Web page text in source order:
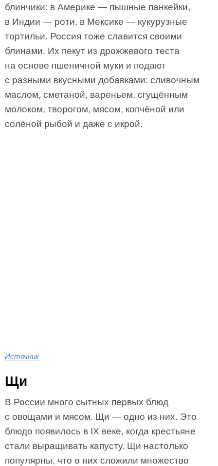
блинчики: в Америке — пышные панкейки,
в Индии — роти, в Мексике — кукурузные
тортильи. Россия тоже славится своими
блинами. Их пекут из дрожжевого теста
на основе пшеничной муки и подают
с разными вкусными добавками: сливочным
маслом, сметаной, вареньем, сгущённым
молоком, творогом, мясом, копчёной или
солёной рыбой и даже с икрой.
Источник
Щи
В России много сытных первых блюд
с овощами и мясом. Щи — одно из них. Это
блюдо появилось в IX веке, когда крестьяне
стали выращивать капусту. Щи настолько
популярны, что о них сложили множество